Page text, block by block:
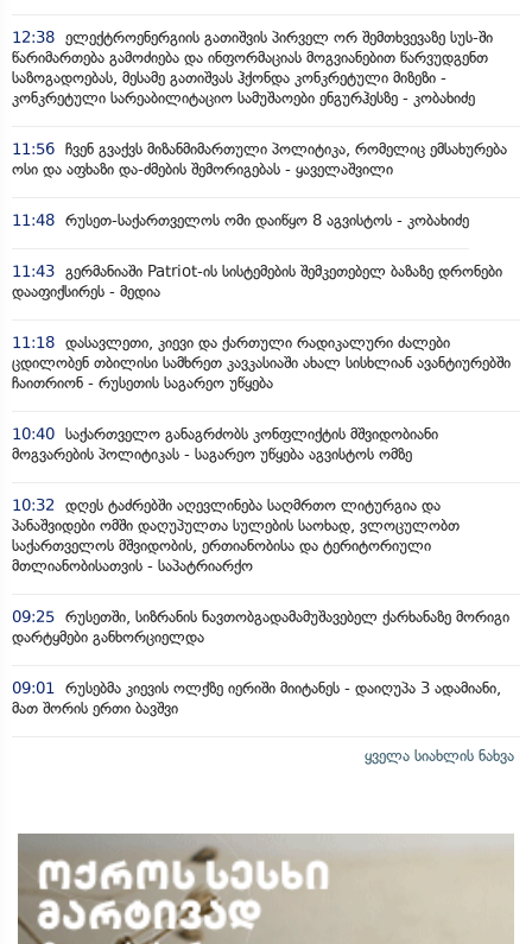
12:38 ელექტროენერგიის გათიშვის პირველ ორ შემთხვევაზე სუს-ში
წარიმართება გამოძიება და ინფორმაციას მოგვიანებით წარვუდგენთ
საზოგადოებას, მესამე გათიშვას ჰქონდა კონკრეტული მიზეზი -
კონკრეტული სარეაბილიტაციო სამუშაოები ენგურჰესზე - კობახიძე
11:56 ჩვენ გვაქვს მიზანმიმართული პოლიტიკა, რომელიც ემსახურება
ოსი და აფხაზი და-ძმების შემორიგებას - ყაველაშვილი
11:48 რუსეთ-საქართველოს ომი დაიწყო 8 აგვისტოს - კობახიძე
11:43 გერმანიაში Patriot-ის სისტემების შემკეთებელ ბაზაზე დრონები
დააფიქსირეს - მედია
11:18 დასავლეთი, კიევი და ქართული რადიკალური ძალები
ცდილობენ თბილისი სამხრეთ კავკასიაში ახალ სისხლიან ავანტიურებში
ჩაითრიონ - რუსეთის საგარეო უწყება
10:40 საქართველო განაგრძობს კონფლიქტის მშვიდობიანი
მოგვარების პოლიტიკას - საგარეო უწყება აგვისტოს ომზე
10:32 დღეს ტაძრებში აღევლინება საღმრთო ლიტურგია და
პანაშვიდები ომში დაღუპულთა სულების საოხად, ვლოცულობთ
საქართველოს მშვიდობის, ერთიანობისა და ტერიტორიული
მთლიანობისათვის - საპატრიარქო
09:25 რუსეთში, სიზრანის ნავთობგადამამუშავებელ ქარხანაზე მორიგი
დარტყმები განხორციელდა
09:01 რუსებმა კიევის ოლქზე იერიში მიიტანეს - დაიღუპა 3 ადამიანი,
მათ შორის ერთი ბავშვი
ყველა სიახლის ნახვა